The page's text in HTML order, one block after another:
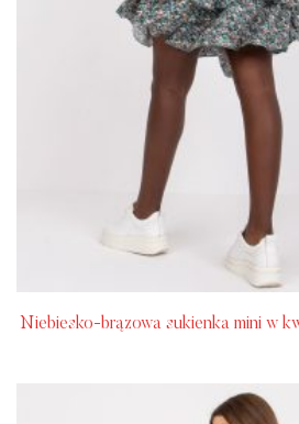
Niebiesko-brązowa sukienka mini w